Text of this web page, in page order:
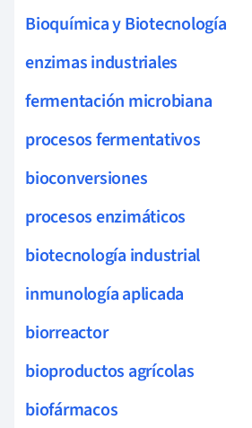
Bioquímica y Biotecnología
enzimas industriales
fermentación microbiana
procesos fermentativos
bioconversiones
procesos enzimáticos
biotecnología industrial
inmunología aplicada
biorreactor
bioproductos agrícolas
biofármacos